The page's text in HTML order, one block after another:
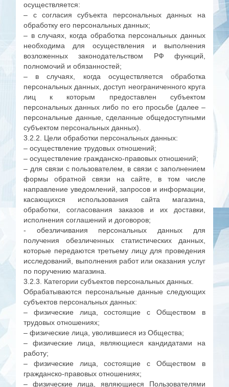
осуществляется:
– с согласия субъекта персональных данных на
обработку его персональных данных;
– в случаях, когда обработка персональных данных
необходима для осуществления и выполнения
возложенных законодательством РФ функций,
полномочий и обязанностей;
– в случаях, когда осуществляется обработка
персональных данных, доступ неограниченного круга
лиц к которым предоставлен субъектом
персональных данных либо по его просьбе (далее –
персональные данные, сделанные общедоступными
субъектом персональных данных).
3.2.2. Цели обработки персональных данных:
– осуществление трудовых отношений;
– осуществление гражданско-правовых отношений;
– для связи с пользователем, в связи с заполнением
формы обратной связи на сайте, в том числе
направление уведомлений, запросов и информации,
касающихся использования сайта магазина,
обработки, согласования заказов и их доставки,
исполнения соглашений и договоров;
- обезличивания персональных данных для
получения обезличенных статистических данных,
которые передаются третьему лицу для проведения
исследований, выполнения работ или оказания услуг
по поручению магазина.
3.2.3. Категории субъектов персональных данных.
Обрабатываются персональные данные следующих
субъектов персональных данных:
– физические лица, состоящие с Обществом в
трудовых отношениях;
– физические лица, уволившиеся из Общества;
– физические лица, являющиеся кандидатами на
работу;
– физические лица, состоящие с Обществом в
гражданско-правовых отношениях;
– физические лица, являющиеся Пользователями